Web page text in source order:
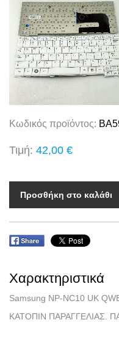
Κωδικός προϊόντος:
Τιμή: 42,00 €
Προσθήκη στο καλάθι
Χαρακτηριστικά
Samsung NP-NC10 UK
ΚΑΤΟΠΙΝ ΠΑΡΑΓΓΕΛΙΑΣ.